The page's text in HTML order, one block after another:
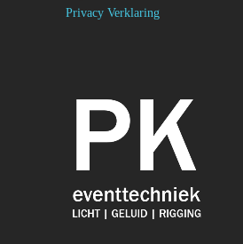
Privacy Verklaring